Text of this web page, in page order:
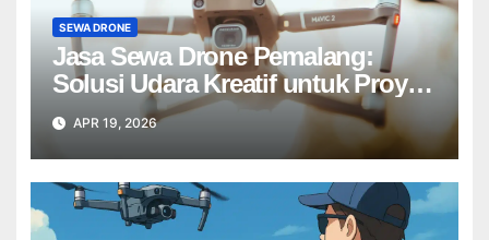
SEWA DRONE
Jasa Sewa Drone Pemalang:
Solusi Udara Kreatif untuk Proyek
Anda Tanpa Batas】
APR 19, 2026